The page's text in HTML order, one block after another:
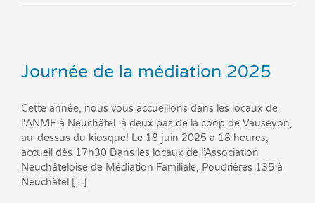
Journée de la médiation 2025
Cette année, nous vous accueillons dans les locaux de
l'ANMF à Neuchâtel. à deux pas de la coop de Vauseyon,
au-dessus du kiosque! Le 18 juin 2025 à 18 heures,
accueil dès 17h30 Dans les locaux de l’Association
Neuchâteloise de Médiation Familiale, Poudrières 135 à
Neuchâtel [...]